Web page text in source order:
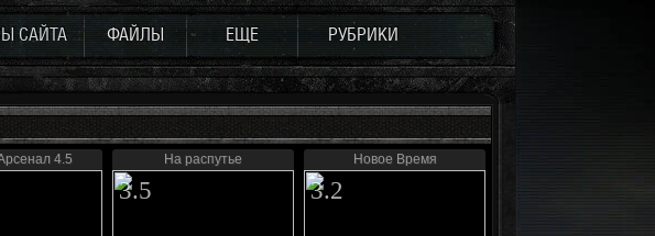
САЙТА ФАЙЛЫ ЕЩЕ РУБРИКИ
4.5 На распутье
3.5
Новое Время
3.2